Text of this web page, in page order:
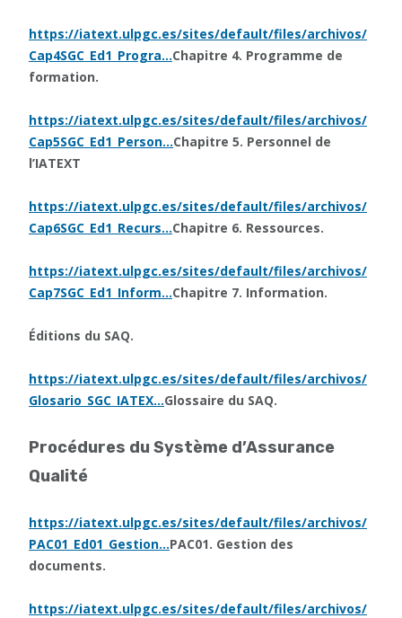
https://iatext.ulpgc.es/sites/default/files/archivos/
Cap4SGC_Ed1_Progra…Chapitre 4. Programme de
formation.
https://iatext.ulpgc.es/sites/default/files/archivos/
Cap5SGC_Ed1_Person…Chapitre 5. Personnel de
l’IATEXT
https://iatext.ulpgc.es/sites/default/files/archivos/
Cap6SGC_Ed1_Recurs…Chapitre 6. Ressources.
https://iatext.ulpgc.es/sites/default/files/archivos/
Cap7SGC_Ed1_Inform…Chapitre 7. Information.
Éditions du SAQ.
https://iatext.ulpgc.es/sites/default/files/archivos/
Glosario_SGC_IATEX…Glossaire du SAQ.
Procédures du Système d’Assurance
Qualité
https://iatext.ulpgc.es/sites/default/files/archivos/
PAC01_Ed01_Gestion…PAC01. Gestion des
documents.
https://iatext.ulpgc.es/sites/default/files/archivos/